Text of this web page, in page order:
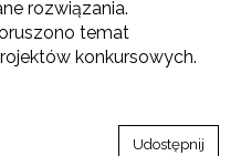
rozwiązania.
temat
konkursowych.
Udostępnij